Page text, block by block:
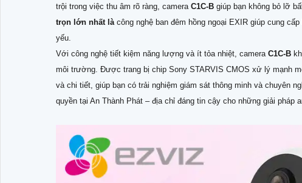
trội trong việc thu âm rõ ràng, camera C1C-B giúp bạn không bỏ lỡ
trọn lớn nhất là công nghệ ban đêm hồng ngoại EXIR giúp cung
yếu.
Với công nghệ tiết kiệm năng lượng và ít tỏa nhiệt, camera C1C-B
môi trường. Được trang bị chip Sony STARVIS CMOS xử lý mạnh
và chi tiết, giúp bạn có trải nghiệm giám sát thông minh và chuyên
quyền tại An Thành Phát – địa chỉ đáng tin cậy cho những giải pháp